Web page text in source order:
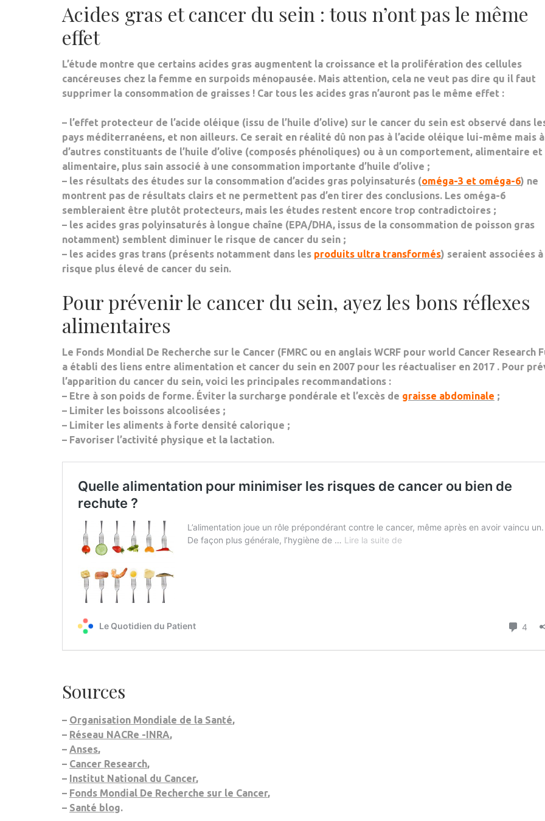
Acides gras et cancer du sein : tous n’ont pas le même
effet
L’étude montre que certains acides gras augmentent la croissance et la prolifération des cellules
cancéreuses chez la femme en surpoids ménopausée. Mais attention, cela ne veut pas dire qu il faut
supprimer la consommation de graisses ! Car tous les acides gras n’auront pas le même effet :
– l’effet protecteur de l’acide oléique (issu de l’huile d’olive) sur le cancer du sein est observé dans
pays méditerranéens, et non ailleurs. Ce serait en réalité dû non pas à l’acide oléique lui-même mais à
d’autres constituants de l’huile d’olive (composés phénoliques) ou à un comportement, alimentaire et
alimentaire, plus sain associé à une consommation importante d’huile d’olive ;
– les résultats des études sur la consommation d’acides gras polyinsaturés (oméga-3 et oméga-6) ne
montrent pas de résultats clairs et ne permettent pas d’en tirer des conclusions. Les oméga-6
sembleraient être plutôt protecteurs, mais les études restent encore trop contradictoires ;
– les acides gras polyinsaturés à longue chaîne (EPA/DHA, issus de la consommation de poisson gras
notamment) semblent diminuer le risque de cancer du sein ;
– les acides gras trans (présents notamment dans les produits ultra transformés) seraient associées à
risque plus élevé de cancer du sein.
Pour prévenir le cancer du sein, ayez les bons réflexes
alimentaires
Le Fonds Mondial De Recherche sur le Cancer (FMRC ou en anglais WCRF pour world Cancer Research
a établi des liens entre alimentation et cancer du sein en 2007 pour les réactualiser en 2017 . Pour
l’apparition du cancer du sein, voici les principales recommandations :
– Etre à son poids de forme. Éviter la surcharge pondérale et l’excès de graisse abdominale ;
– Limiter les boissons alcoolisées ;
– Limiter les aliments à forte densité calorique ;
– Favoriser l’activité physique et la lactation.
Sources
– Organisation Mondiale de la Santé,
– Réseau NACRe -INRA,
– Anses,
– Cancer Research,
– Institut National du Cancer,
– Fonds Mondial De Recherche sur le Cancer,
– Santé blog.